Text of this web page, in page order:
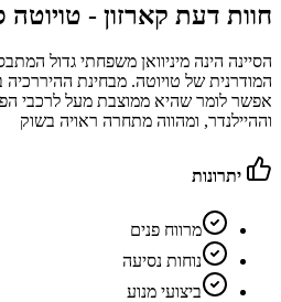
חוות דעת קארזון - טויוטה
המודרנית של טויוטה. מבחינת
וההיילנדר, ומהווה מתחרה ראויה בשוק
יתרונות
מרווח פנים
נוחות נסיעה
ביצועי מנוע